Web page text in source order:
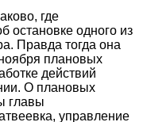
где
одного из
Правда тогда она
плановых
действий
О плановых
главы
управление